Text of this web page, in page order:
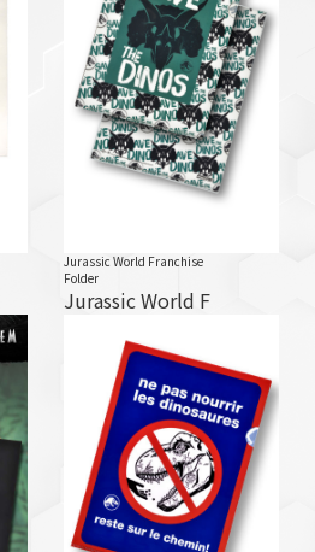
Jurassic World Franchise
Folder
Jurassic World F